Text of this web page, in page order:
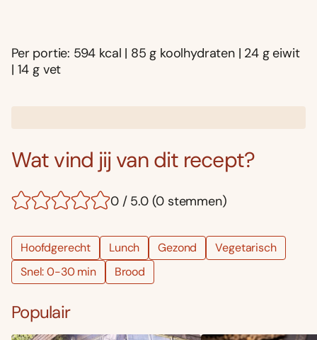
Per portie: 594 kcal | 85 g koolhydraten | 24 g eiwit
| 14 g vet
Wat vind jij van dit recept?
0 / 5.0 (0 stemmen)
Hoofdgerecht Lunch Gezond
Vegetarisch
Snel: 0-30 min
Brood
Populair